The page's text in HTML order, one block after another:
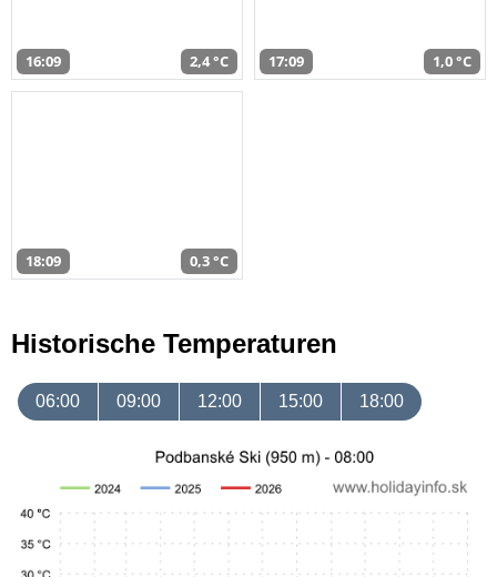
16:09 2,4 °C 17:09 1,0 °C
18:09 0,3 °C
Historische Temperaturen
06:00 09:00 12:00 15:00 18:00